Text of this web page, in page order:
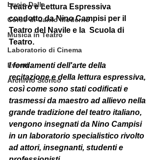
Lucio Dalla
Corso di Canto Moderno
Musica in Teatro
Laboratorio di Cinema
Eventi
Archivio Storico
Teatro e Lettura Espressiva
condotto da Nino Campisi per il
Teatro del Navile e la  Scuola di
Teatro.
I fondamenti dell'arte della
recitazione e della lettura espressiva,
così come sono stati codificati e
trasmessi da maestro ad allievo nella
grande tradizione del teatro italiano,
vengono insegnati da Nino Campisi
in un laboratorio specialistico rivolto
ad attori, insegnanti, studenti e